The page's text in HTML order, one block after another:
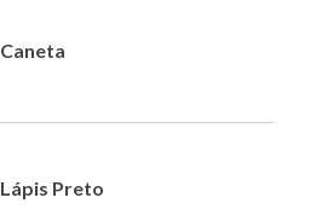
Caneta
Lápis Preto